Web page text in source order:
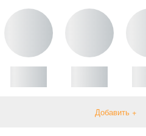
Добавить +